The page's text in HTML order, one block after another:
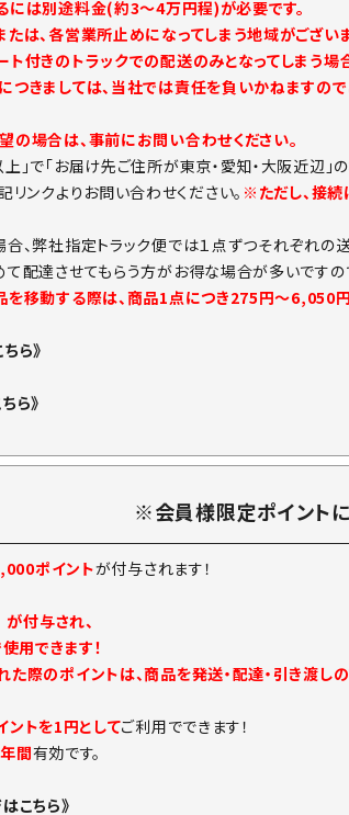
には別途料金(約3～4万円程)が必要です。
は、各営業所止めになってしまう地域がござい
付きのトラックでの配送のみとなってしまう場
きましては、当社では責任を負いかねますので
場合は、事前にお問い合わせください。
」で「お届け先ご住所が東京・愛知・大阪近辺」
リンクよりお問い合わせください。 ※ただし、接続
、弊社指定トラック便では１点ずつそれぞれの
配達させてもらう方がお得な場合が多いですの
移動する際は、商品1点につき275円～6,050円
ら》
ら》
※会員様限定ポイント
ポイントが付与されます！
付与され、
できます！
際のポイントは、商品を発送・配達・引き渡し
ントを1円としてご利用でできます！
間有効です。
こちら》